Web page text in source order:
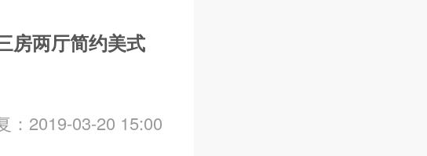
房两厅简约美式
：2019-03-20 15:00